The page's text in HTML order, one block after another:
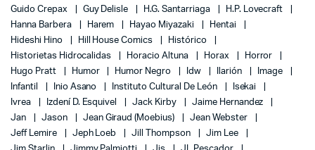
Guido Crepax
Guy Delisle H.G. Santarriaga
H.P. Lovecraft
Hanna Barbera
Harem Hayao Miyazaki
Hentai
Hideshi Hino
Hill House Comics
Histórico
Historietas Hidrocalidas
Horacio Altuna Horax
Horror
Hugo Pratt
Humor Humor Negro Idw Ilarión
Image
Infantil
Inio Asano Instituto Cultural De León
Isekai
Ivrea
Izdení D. Esquivel Jack Kirby
Jaime Hernandez
Jan
Jason Jean Giraud (Moebius)
Jean Webster
Jeff Lemire
Jeph Loeb Jill Thompson
Jim Lee